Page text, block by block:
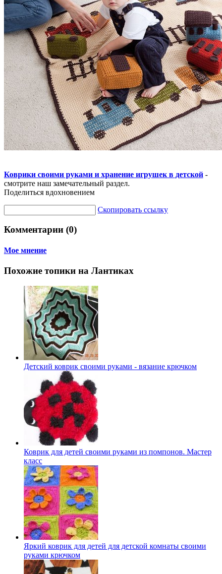
Коврики своими руками и хранение игрушек в детской -
смотрите наш замечательный раздел.
Поделиться вдохновением
Скопировать ссылку
Комментарии (0)
Мое мнение
Похожие топики на Лантиках
Детский коврик своими руками - вязание крючком
Коврик для детей своими руками из помпонов. Мастер
класс
Яркий коврик для детей для детской комнаты своими
руками крючком